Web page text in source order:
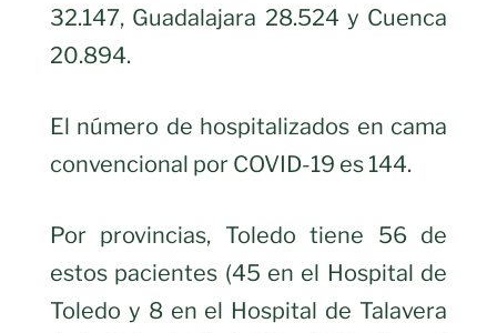
32.147, Guadalajara 28.524 y Cuenca
20.894.
El número de hospitalizados en cama
convencional por COVID-19 es 144.
Por provincias, Toledo tiene 56 de
estos pacientes (45 en el Hospital de
Toledo y 8 en el Hospital de Talavera